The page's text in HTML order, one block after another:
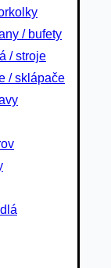
/ bufety
/ stroje
/ sklápače